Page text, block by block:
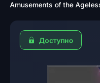
Amusements of the
Доступно